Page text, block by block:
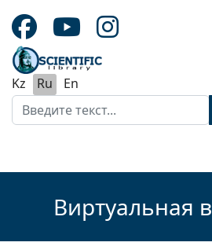
Kz Ru
En
Поиск
Виртуальная